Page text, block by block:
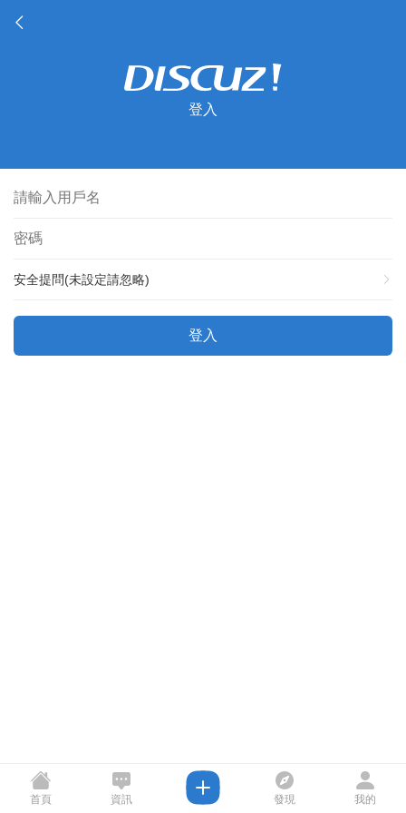
登入
安全提問(未設定請忽略)
登入
首頁 資訊 發現 我的